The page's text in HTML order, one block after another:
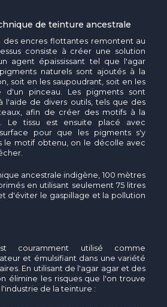
de teinture ancestrale
des encres flottantes remontent au
consiste à créer une solution
agent épaississant tel que l'agar
naturels sont ajoutés à la
soit en les saupoudrant, soit en les
d'un pinceau. Les pigments sont
l'aide de divers outils, tels que des
afin de créer des motifs à la
Le tissu est ensuite placé avec
pour que les pigments s'y
le motif obtenu, on le décolle avec
ancestrale indigène, 100 mètres
en utilisant seulement 75 litres
d'éviter le gaspillage et la pollution
couramment utilisé comme
et émulsifiant dans une variété
En utilisant de l'agar agar et des
élimine les risques que l'on trouve
de la teinture :